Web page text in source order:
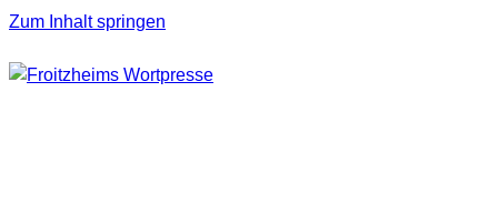
Zum Inhalt springen